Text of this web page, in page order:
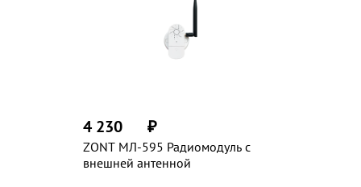
ZONT МЛ-595 Радиомодуль с
внешней антенной
4 230 ₽